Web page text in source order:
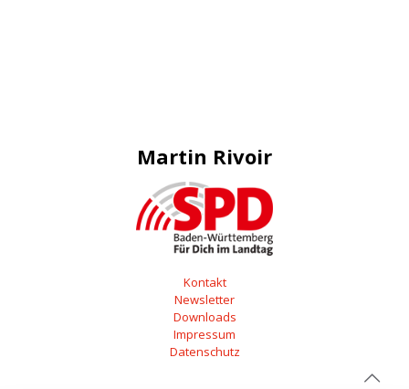
Martin Rivoir
Kontakt
Newsletter
Downloads
Impressum
Datenschutz